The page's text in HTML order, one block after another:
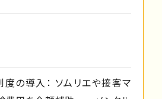
度の導入： ソムリエや接客マ